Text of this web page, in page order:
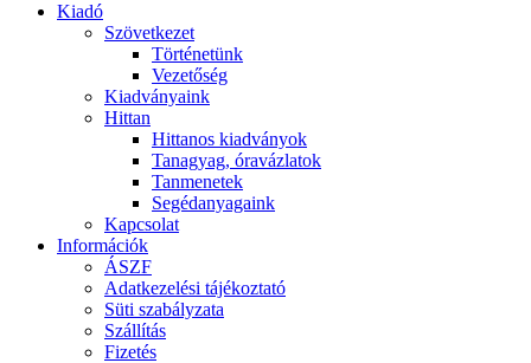
Kiadó
Szövetkezet
Történetünk
Vezetőség
Kiadványaink
Hittan
Hittanos kiadványok
Tanagyag, óravázlatok
Tanmenetek
Segédanyagaink
Kapcsolat
Információk
ÁSZF
Adatkezelési tájékoztató
Süti szabályzata
Szállítás
Fizetés